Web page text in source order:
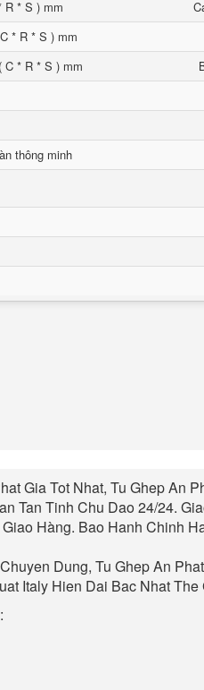
R * S ) mm
* R * S ) mm
C * R * S ) mm
thông minh
Gia Tot Nhat, Tu Ghep An
Tan Tinh Chu Dao 24/24.
Hàng. Bao Hanh Chinh
Chuyen Dung, Tu Ghep An Phat
Italy Hien Dai Bac Nhat The